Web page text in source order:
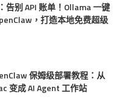
告别 API 账单！Ollama 一键
，打造本地免费超级
保姆级部署教程：从
变成 AI Agent 工作站